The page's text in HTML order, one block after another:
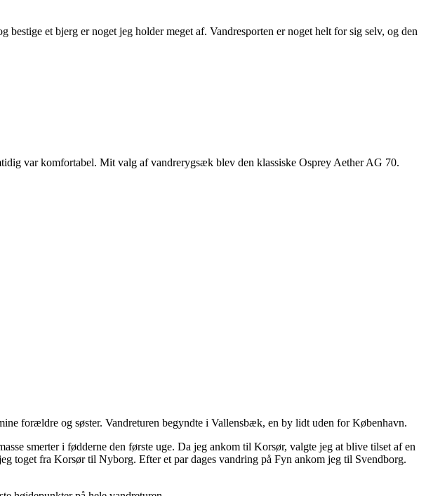
et bjerg er noget jeg holder meget af. Vandresporten er noget helt for sig selv, og den
var komfortabel. Mit valg af vandrerygsæk blev den klassiske Osprey Aether AG 70.
forældre og søster. Vandreturen begyndte i Vallensbæk, en by lidt uden for København.
smerter i fødderne den første uge. Da jeg ankom til Korsør, valgte jeg at blive tilset af en
toget fra Korsør til Nyborg. Efter et par dages vandring på Fyn ankom jeg til Svendborg.